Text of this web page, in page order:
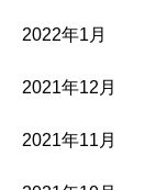
2022年1月
2021年12月
2021年11月